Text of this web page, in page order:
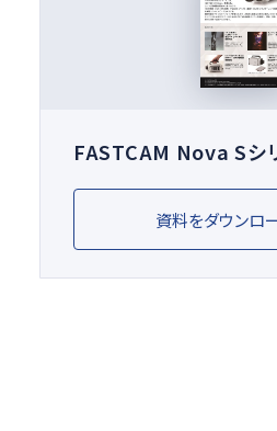
FASTCAM Nova Sシ
資料をダウンロ